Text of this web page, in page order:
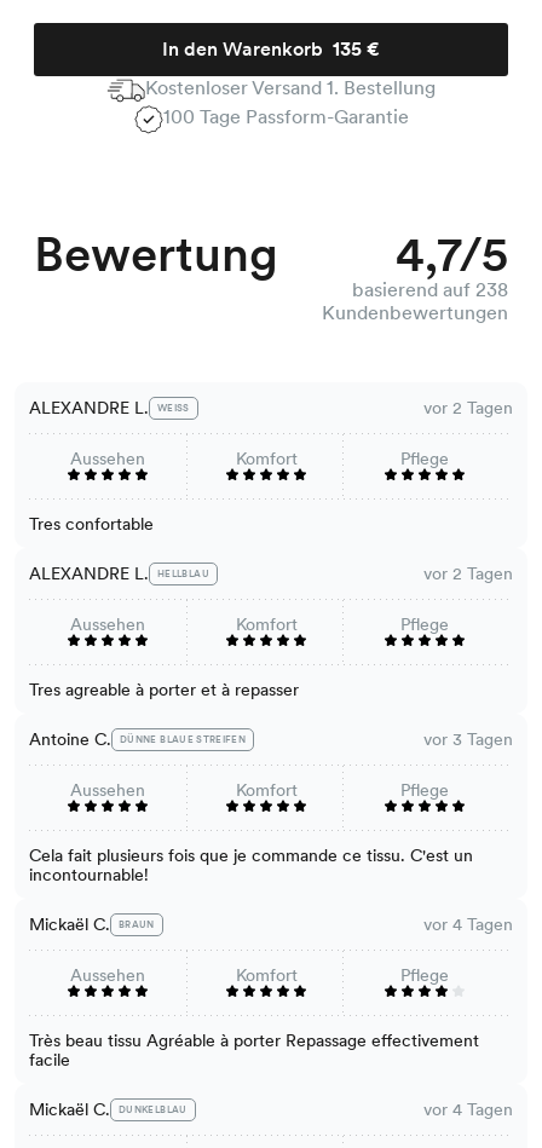
In den Warenkorb
Kostenloser Versand 1. Bestellung
100 Tage Passform-Garantie
Bewertung 4,7/5
basierend auf 238
Kundenbewertungen
ALEXANDRE L. WEISS vor 2 Tagen
Aussehen Komfort Pflege
Tres confortable
ALEXANDRE L. HELLBLAU vor 2 Tagen
Aussehen Komfort Pflege
Tres agreable à porter et à repasser
Antoine C. DÜNNE BLAUE STREIFEN vor 3 Tagen
Aussehen Komfort Pflege
Cela fait plusieurs fois que je commande ce tissu. C'est un
incontournable!
Mickaël C. BRAUN vor 4 Tagen
Aussehen Komfort Pflege
Très beau tissu Agréable à porter Repassage effectivement
facile
Mickaël C. DUNKELBLAU vor 4 Tagen